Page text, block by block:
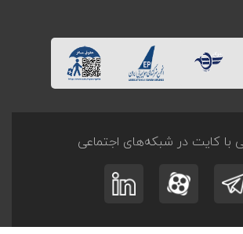
با کایت در شبکه‌های اجتماعی